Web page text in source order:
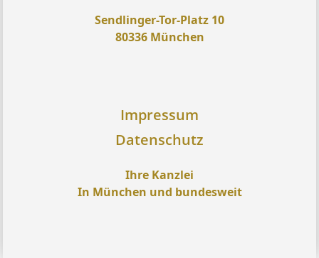
Sendlinger-Tor-Platz 10
80336 München
Impressum
Datenschutz
Ihre Kanzlei
In München und bundesweit